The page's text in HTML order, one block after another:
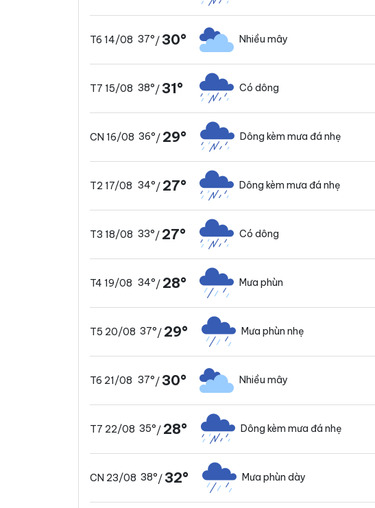
T6 14/08 37°/30° Nhiều mây
T7 15/08 38°/31° Có dông
CN 16/08 36°/ 29° Dông kèm mưa đá nhẹ
T2 17/08 34°/ 27° Dông kèm mưa đá nhẹ
T3 18/08 33°/ 27° Có dông
T4 19/08 34°/ 28° Mưa phùn
T5 20/08 37°/ 29° Mưa phùn nhẹ
T6 21/08 37°/30° Nhiều mây
T7 22/08 35°/ 28° Dông kèm mưa đá nhẹ
CN 23/08 38°/32° Mưa phùn dày